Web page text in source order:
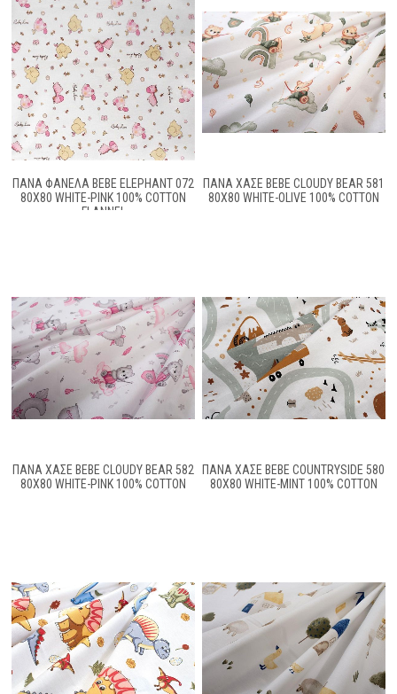
ΠΆΝΑ ΦΑΝΈΛΑ BEBE ELEPHANT 072
80X80 WHITE-PINK 100% COTTON
FLANNEL
ΠΆΝΑ ΧΑΣΈ BEBE CLOUDY BEAR 581
80X80 WHITE-OLIVE 100% COTTON
ΠΆΝΑ ΧΑΣΈ BEBE CLOUDY BEAR 582
80X80 WHITE-PINK 100% COTTON
ΠΆΝΑ ΧΑΣΈ BEBE COUNTRYSIDE 580
80X80 WHITE-MINT 100% COTTON